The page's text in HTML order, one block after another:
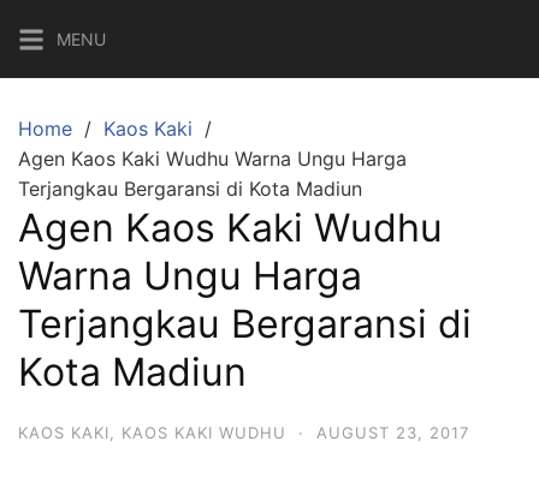
content
MENU
Home
Kaos Kaki
Agen Kaos Kaki Wudhu Warna Ungu Harga
Terjangkau Bergaransi di Kota Madiun
Agen Kaos Kaki Wudhu
Warna Ungu Harga
Terjangkau Bergaransi di
Kota Madiun
KAOS KAKI KAOS KAKI WUDHU · AUGUST 23, 2017